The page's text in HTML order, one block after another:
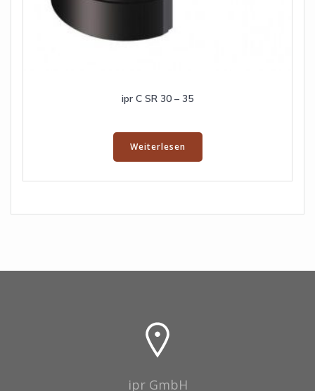
ipr C SR 30 – 35
Weiterlesen
ipr GmbH